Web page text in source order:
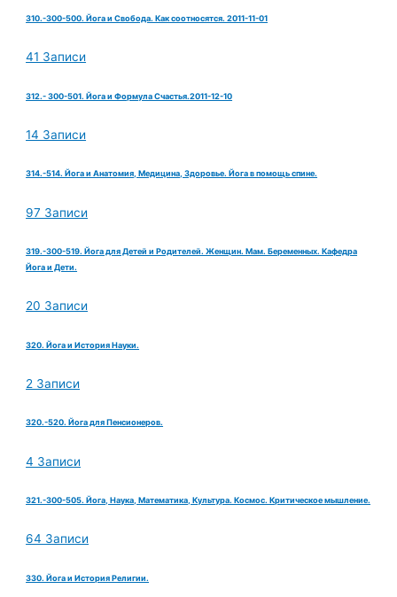
310.-300-500. Йога и Свобода. Как соотносятся. 2011-11-01
41 Записи
312.- 300-501. Йога и Формула Счастья.2011-12-10
14 Записи
314.-514. Йога и Анатомия, Медицина, Здоровье. Йога в помощь спине.
97 Записи
319.-300-519. Йога для Детей и Родителей. Женщин. Мам. Беременных. Кафедра
Йога и Дети.
20 Записи
320. Йога и История Науки.
2 Записи
320.-520. Йога для Пенсионеров.
4 Записи
321.-300-505. Йога, Наука, Математика, Культура. Космос. Критическое мышление.
64 Записи
330. Йога и История Религии.